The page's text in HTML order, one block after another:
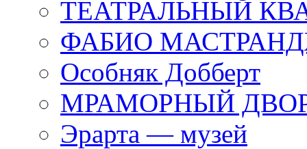
ТЕАТРАЛЬНЫЙ
ФАБИО
Особняк Добберт
МРАМОРНЫЙ
Эрарта — музей